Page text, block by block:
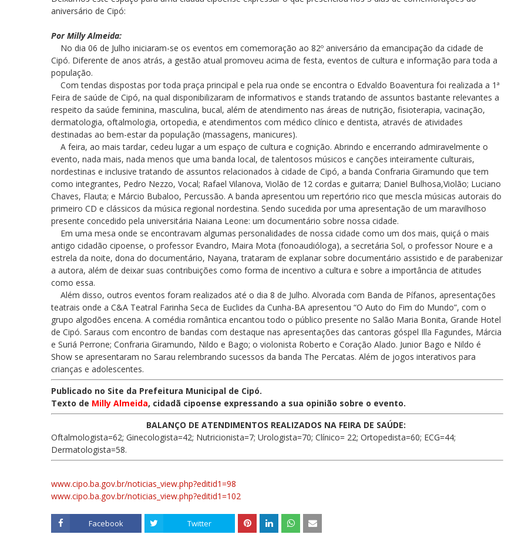
aniversário de Cipó:
Por Milly Almeida:
No dia 06 de Julho iniciaram-se os eventos em comemoração ao 82º aniversário da emancipação da cidade de
Cipó. Diferente de anos atrás, a gestão atual promoveu acima de festa, eventos de cultura e informação para toda a
população.
Com tendas dispostas por toda praça principal e pela rua onde se encontra o Edvaldo Boaventura foi realizada a 1ª
Feira de saúde de Cipó, na qual disponibilizaram de informativos e stands tratando de assuntos bastante relevantes a
respeito da saúde feminina, masculina, bucal, além de atendimento nas áreas de nutrição, fisioterapia, vacinação,
dermatologia, oftalmologia, ortopedia, e atendimentos com médico clínico e dentista, através de atividades
destinadas ao bem-estar da população (massagens, manicures).
A feira, ao mais tardar, cedeu lugar a um espaço de cultura e cognição. Abrindo e encerrando admiravelmente o
evento, nada mais, nada menos que uma banda local, de talentosos músicos e canções inteiramente culturais,
nordestinas e inclusive tratando de assuntos relacionados à cidade de Cipó, a banda Confraria Giramundo que tem
como integrantes, Pedro Nezzo, Vocal; Rafael Vilanova, Violão de 12 cordas e guitarra; Daniel Bulhosa,Violão; Luciano
Chaves, Flauta; e Márcio Bubaloo, Percussão. A banda apresentou um repertório rico que mescla músicas autorais do
primeiro CD e clássicos da música regional nordestina. Sendo sucedida por uma apresentação de um maravilhoso
presente concedido pela universitária Naiana Leone: um documentário sobre nossa cidade.
Em uma mesa onde se encontravam algumas personalidades de nossa cidade como um dos mais, quiçá o mais
antigo cidadão cipoense, o professor Evandro, Maira Mota (fonoaudióloga), a secretária Sol, o professor Noure e a
estrela da noite, dona do documentário, Nayana, trataram de explanar sobre documentário assistido e de parabenizar
a autora, além de deixar suas contribuições como forma de incentivo a cultura e sobre a importância de atitudes
como essa.
Além disso, outros eventos foram realizados até o dia 8 de Julho. Alvorada com Banda de Pífanos, apresentações
teatrais onde a C&A Teatral Farinha Seca de Euclides da Cunha-BA apresentou “O Auto do Fim do Mundo”, com o
grupo algodões encena. A comédia romântica encantou todo o público presente no Salão Maria Bonita, Grande Hotel
de Cipó. Saraus com encontro de bandas com destaque nas apresentações das cantoras góspel Illa Fagundes, Márcia
e Suriá Perrone; Confraria Giramundo, Nildo e Bago; o violonista Roberto e Coração Alado. Junior Bago e Nildo é
Show se apresentaram no Sarau relembrando sucessos da banda The Percatas. Além de jogos interativos para
crianças e adolescentes.
Publicado no Site da Prefeitura Municipal de Cipó.
Texto de Milly Almeida, cidadã cipoense expressando a sua opinião sobre o evento.
BALANÇO DE ATENDIMENTOS REALIZADOS NA FEIRA DE SAÚDE:
Oftalmologista=62; Ginecologista=42; Nutricionista=7; Urologista=70; Clínico= 22; Ortopedista=60; ECG=44;
Dermatologista=58.
www.cipo.ba.gov.br/noticias_view.php?editid1=98
www.cipo.ba.gov.br/noticias_view.php?editid1=102
Facebook Twitter